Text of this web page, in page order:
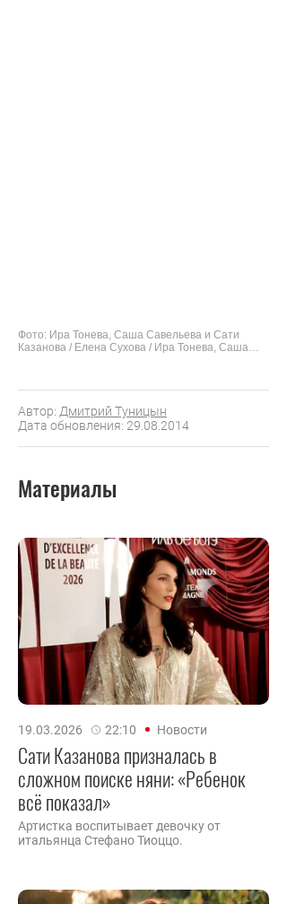
Фото: Ира Тонева, Саша Савельева и Сати
Казанова / Елена Сухова / Ира Тонева, Саша
Автор: Дмитрий Туницын
Дата обновления: 29.08.2014
Материалы
19.03.2026 22:10 Новости
Сати Казанова призналась в
сложном поиске няни: «Ребенок
всё показал»
Артистка воспитывает девочку от
итальянца Стефано Тиоццо.